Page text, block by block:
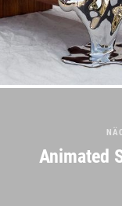
Animated